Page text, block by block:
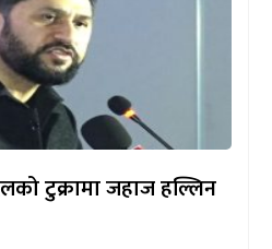
टुक्रामा जहाज हल्लिन